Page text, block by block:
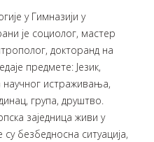
у Гимназији у
је социолог, мастер
докторанд на
предмете: Језик,
научног истраживања,
група, друштво.
заједница живи у
безбедносна ситуација,